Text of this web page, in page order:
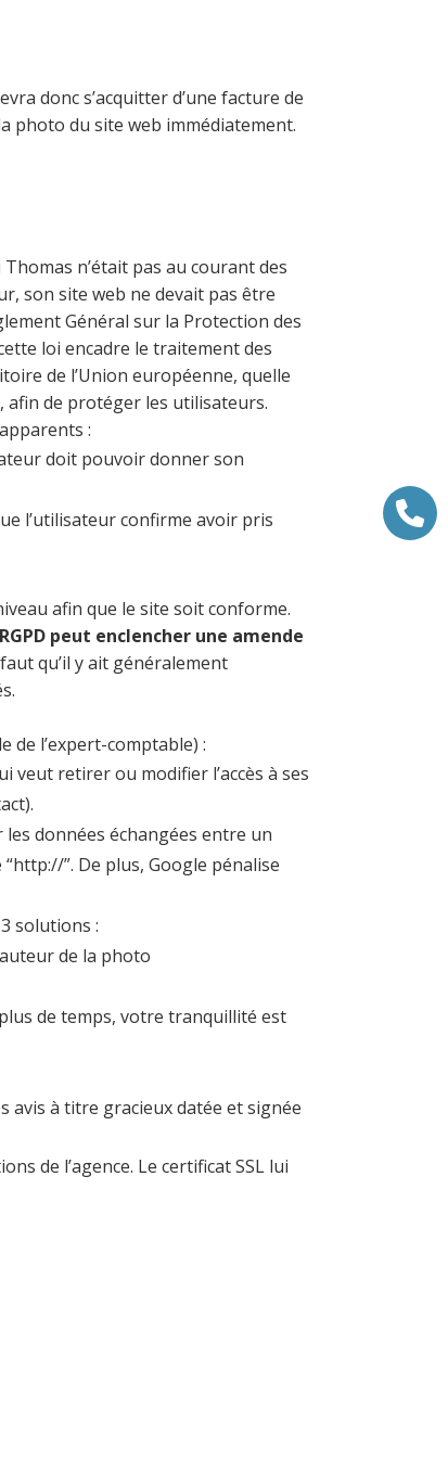
donc s’acquitter d’une facture de
photo du site web immédiatement.
n’était pas au courant des
son site web ne devait pas être
Général sur la Protection des
loi encadre le traitement des
de l’Union européenne, quelle
afin de protéger les utilisateurs.
:
doit pouvoir donner son
l’utilisateur confirme avoir pris
afin que le site soit conforme.
peut enclencher une amende
qu’il y ait généralement
de l’expert-comptable) :
veut retirer ou modifier l’accès à ses
les données échangées entre un
”. De plus, Google pénalise
solutions :
de la photo
de temps, votre tranquillité est
avis à titre gracieux datée et signée
de l’agence. Le certificat SSL lui